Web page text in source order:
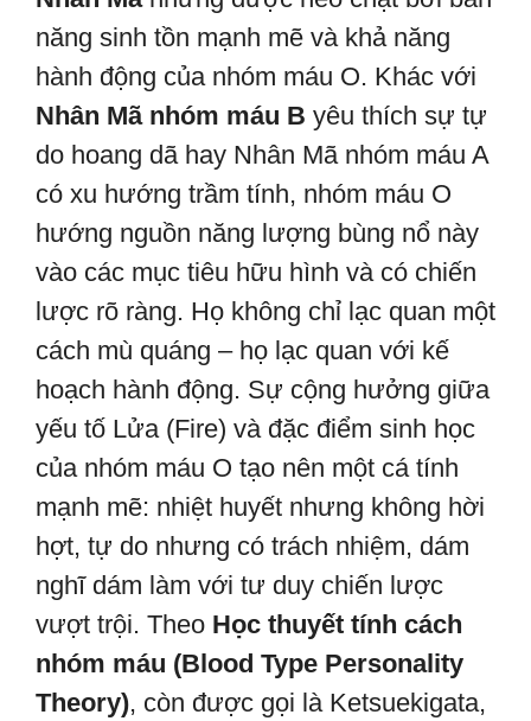
năng sinh tồn mạnh mẽ và khả năng
hành động của nhóm máu O. Khác với
Nhân Mã nhóm máu B yêu thích sự tự
do hoang dã hay Nhân Mã nhóm máu A
có xu hướng trầm tính, nhóm máu O
hướng nguồn năng lượng bùng nổ này
vào các mục tiêu hữu hình và có chiến
lược rõ ràng. Họ không chỉ lạc quan một
cách mù quáng – họ lạc quan với kế
hoạch hành động. Sự cộng hưởng giữa
yếu tố Lửa (Fire) và đặc điểm sinh học
của nhóm máu O tạo nên một cá tính
mạnh mẽ: nhiệt huyết nhưng không hời
hợt, tự do nhưng có trách nhiệm, dám
nghĩ dám làm với tư duy chiến lược
vượt trội. Theo Học thuyết tính cách
nhóm máu (Blood Type Personality
Theory), còn được gọi là Ketsuekigata,